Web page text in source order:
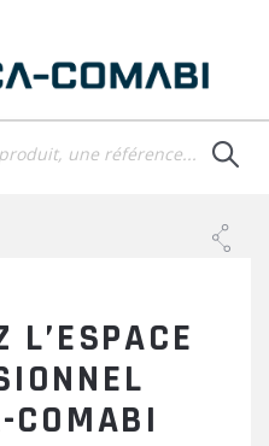
L’ESPACE
COMABI